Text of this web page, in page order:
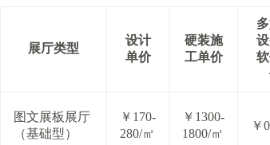
展厅类型
设计
单价
硬装施
工单价
图文展板展厅
（基础型）
￥170-
280/㎡
￥1300-
1800/㎡
￥0